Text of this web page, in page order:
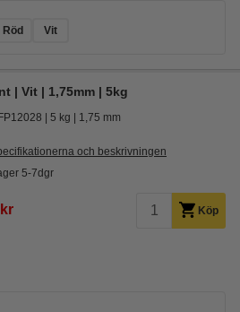
Röd Vit
| Vit | 1,75mm | 5kg
5 kg 1,75 mm
och beskrivningen
5-7dgr
Köp